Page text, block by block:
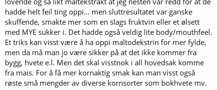
hadde helt feil ting oppi... men sluttresultatet var ganske
skuffende, smakte mer som en slags fruktvin eller et ølsett
med MYE sukker i. Det hadde også veldig lite body/mouthfeel.
Et triks kan visst være å ha oppi maltodekstrin for mer fylde,
men da må man jo være sikker på at det ikke kommer fra
bygg, hvete e.l. Men det skal visstnok i all hovedsak komme
fra mais. For å få mer kornaktig smak kan man visst også
røste små mengder av diverse kornsorter som bokhvete mv.